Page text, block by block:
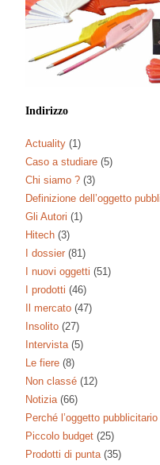
Indirizzo
Actuality (1)
Caso a studiare (5)
Chi siamo ? (3)
Definizione dell’oggetto
Gli Autori (1)
Hitech (3)
I dossier (81)
I nuovi oggetti (51)
I prodotti (46)
Il mercato (47)
Insolito (27)
Intervista (5)
Le fiere (8)
Non classé (12)
Notizia (66)
Perché l’oggetto pubblicitario
Piccolo budget (25)
Prodotti di punta (35)